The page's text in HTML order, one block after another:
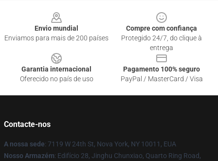
Envio mundial
Enviamos para mais de 200 países
Compre com confiança
Protegido 24/7, do clique à
entrega
Garantia internacional
Oferecido no país de uso
Pagamento 100% seguro
PayPal / MasterCard / Visa
Contacte-nos
A nossa sede: 7119 W 24th St, Nova York, NY 10011, EUA
Nosso Armazém: Edifício 28, Jinghu Chunxiao, Quarto Ring Road,